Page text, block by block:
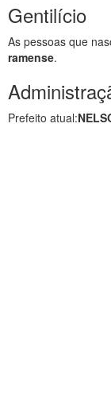
Gentilício
As pessoas que
ramense.
Prefeito atual: